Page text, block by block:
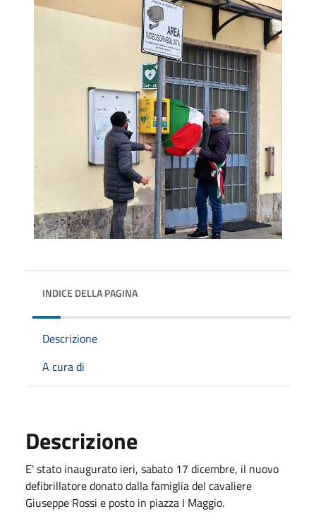
INDICE DELLA PAGINA
Descrizione
A cura di
Descrizione
E' stato inaugurato ieri, sabato 17 dicembre, il nuovo
defibrillatore donato dalla famiglia del cavaliere
Giuseppe Rossi e posto in piazza I Maggio.